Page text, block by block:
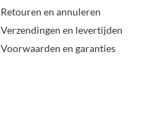
Retouren en annuleren
Verzendingen en levertijden
Voorwaarden en garanties